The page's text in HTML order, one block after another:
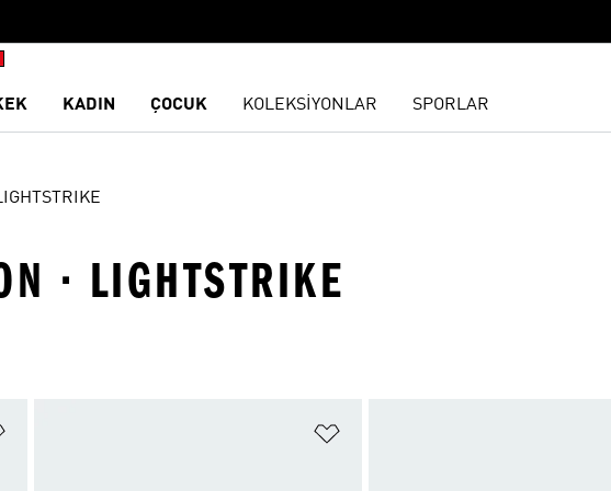
KADIN ÇOCUK KOLEKSİYONLAR SPORLAR
· LIGHTSTRIKE